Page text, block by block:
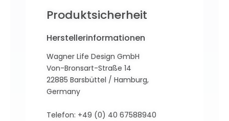
Produktsicherheit
Herstellerinformationen
Wagner Life Design GmbH
Von-Bronsart-Straße 14
22885 Barsbüttel / Hamburg,
Germany
Telefon: +49 (0) 40 67588940